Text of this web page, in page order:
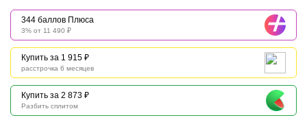
344 баллов Плюса
3% от 11 490 ₽
Купить за 1 915 ₽
расстрочка 6 месяцев
Купить за 2 873 ₽
Разбить сплитом